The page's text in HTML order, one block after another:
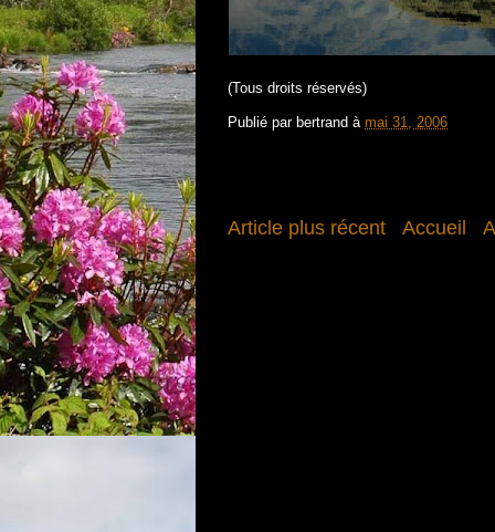
(Tous droits réservés)
Publié par bertrand à mai 31, 2006
Article plus récent Accueil